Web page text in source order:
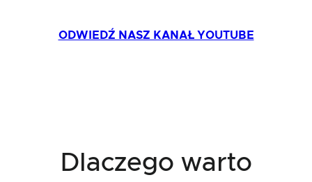
ODWIEDŹ NASZ KANAŁ YOUTUBE
Dlaczego warto